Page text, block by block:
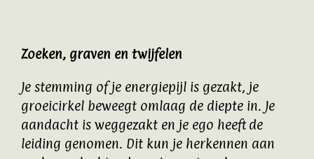
Zoeken, graven en twijfelen
Je stemming of je energiepijl is gezakt, je
groeicirkel beweegt omlaag de diepte in. Je
aandacht is weggezakt en je ego heeft de
leiding genomen. Dit kun je herkennen aan